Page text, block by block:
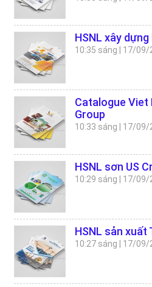
HSNL xây
10:35 sáng 17/09/
Catalogue Viet
Group
10:33 sáng 17/09/
HSNL sơn US
10:29 sáng 17/09/
HSNL sản xuất
10:27 sáng 17/09/